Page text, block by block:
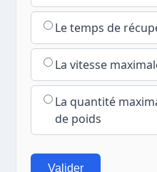
Le temps de
La vitesse
La quantité
de poids
Valider